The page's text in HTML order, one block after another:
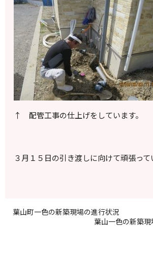
↑ 配管工事の仕上げをしています。
３月１５日の引き渡しに向けて頑張って
葉山町一色の新築現場の進行状況
葉山一色の新築現